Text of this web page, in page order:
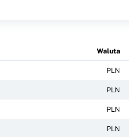
Waluta
PLN
PLN
PLN
PLN